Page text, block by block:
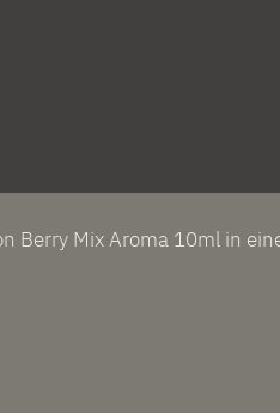
Berry Mix Aroma 10ml in